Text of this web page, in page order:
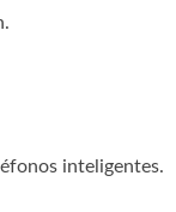
inteligentes.